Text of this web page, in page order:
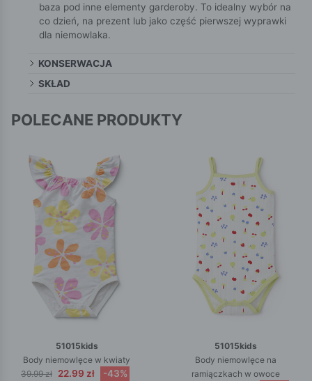
baza pod inne elementy garderoby. To idealny wybór na
co dzień, na prezent lub jako część pierwszej wyprawki
dla niemowlaka.
KONSERWACJA
SKŁAD
POLECANE PRODUKTY
51015kids
Body niemowlęce w kwiaty
39.99 zł 22.99 zł -43%
51015kids
Body niemowlęce na
ramiączkach w owoce